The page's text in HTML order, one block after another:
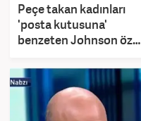
Peçe takan kadınları
'posta kutusuna'
benzeten Johnson özür